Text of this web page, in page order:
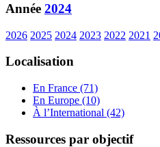
Année 2024
2026 2025 2024 2023 2022 2021
Localisation
En France (71)
En Europe (10)
À l’International (42)
Ressources par objectif